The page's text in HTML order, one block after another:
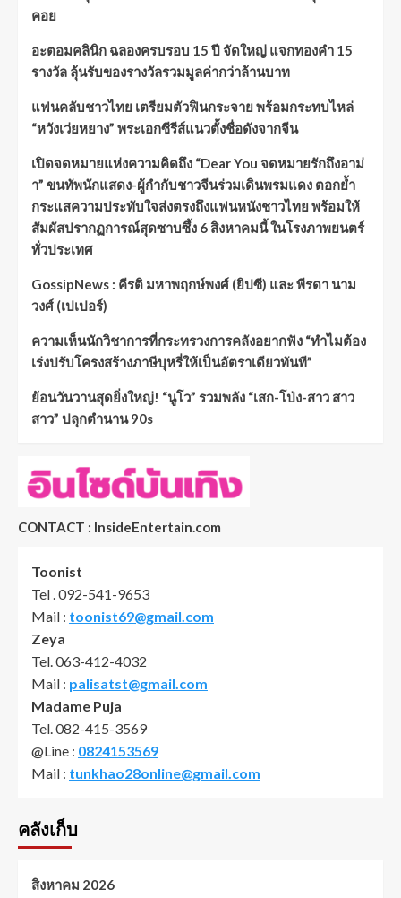
คอย
อะตอมคลินิก ฉลองครบรอบ 15 ปี จัดใหญ่ แจกทองคำ 15
รางวัล ลุ้นรับของรางวัลรวมมูลค่ากว่าล้านบาท
แฟนคลับชาวไทย เตรียมตัวฟินกระจาย พร้อมกระทบไหล่
“หวังเว่ยหยาง” พระเอกซีรีส์แนวตั้งชื่อดังจากจีน
เปิดจดหมายแห่งความคิดถึง “Dear You จดหมายรักถึงอาม่
า” ขนทัพนักแสดง-ผู้กำกับชาวจีนร่วมเดินพรมแดง ตอกย้ำ
กระแสความประทับใจส่งตรงถึงแฟนหนังชาวไทย พร้อมให้
สัมผัสปรากฏการณ์สุดซาบซึ้ง 6 สิงหาคมนี้ ในโรงภาพยนตร์
ทั่วประเทศ
GossipNews : คีรติ มหาพฤกษ์พงศ์ (ยิปซี) และ พีรดา นาม
วงศ์ (เปเปอร์)
ความเห็นนักวิชาการที่กระทรวงการคลังอยากฟัง “ทำไมต้อง
เร่งปรับโครงสร้างภาษีบุหรี่ให้เป็นอัตราเดียวทันที”
ย้อนวันวานสุดยิ่งใหญ่! “นูโว” รวมพลัง “เสก-โป่ง-สาว สาว
สาว” ปลุกตำนาน 90s
CONTACT : InsideEntertain.com
Toonist
Tel . 092-541-9653
Mail : toonist69@gmail.com
Zeya
Tel. 063-412-4032
Mail : palisatst@gmail.com
Madame Puja
Tel. 082-415-3569
@Line : 0824153569
Mail : tunkhao28online@gmail.com
คลังเก็บ
สิงหาคม 2026